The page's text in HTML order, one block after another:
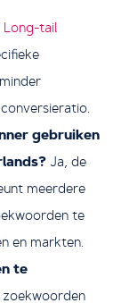
Long-tail
gebruiken
Ja, de
meerdere
te
en markten.
te